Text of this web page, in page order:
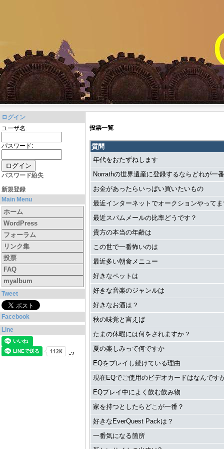
ログイン
ユーザ名:
パスワード:
パスワード紛失
新規登録
Main Menu
ホーム
WordPress
フォーラム
リンク集
投票
FAQ
myalbum
Tweet
Facebook
Line
:-?
投票一覧
質問
年代をおたずねします
Norrathの世界遺産に登録するならどれが一
お金があったらいっぱい買いたいもの
最近インターネットでオークションやって
最近スパムメールの比率どうです？
貴方の本当の年齢は
この世で一番怖いのは
最近多い朝食メニュー
好きなペットは
好きな音楽のジャンルは
好きなお酒は？
秋の味覚と言えば
たまの休暇には何をされますか？
夏の楽しみって何ですか
EQをプレイし続けている理由
現在EQでご使用のビデオカードはなんです
EQプレイ中によく飲む飲み物
家を持つとしたらどこが一番？
好きなEverQuest Packは？
一番気になる箇所